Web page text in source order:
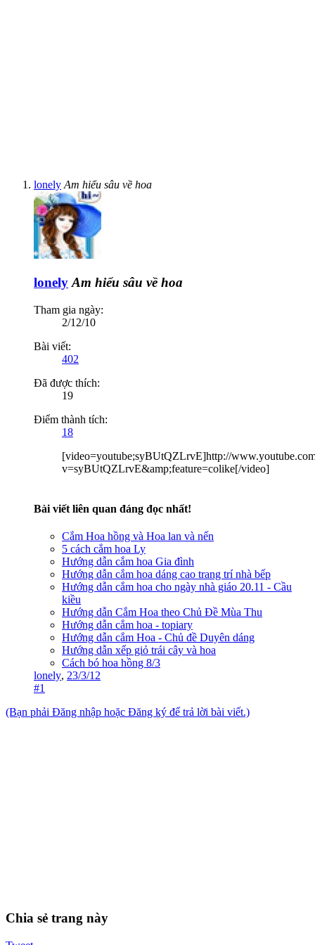
lonely Am hiểu sâu về hoa
lonely Am hiểu sâu về hoa
Tham gia ngày:
2/12/10
Bài viết:
402
Đã được thích:
19
Điểm thành tích:
18
[video=youtube;syBUtQZLrvE]http://
v=syBUtQZLrvE&amp;feature=colike[/video]
Bài viết liên quan đáng đọc nhất!
Cắm Hoa hồng và Hoa lan và nến
5 cách cắm hoa Ly
Hướng dẫn cắm hoa Gia đình
Hướng dẫn cắm hoa dáng cao trang trí nhà bếp
Hướng dẫn cắm hoa cho ngày nhà giáo 20.11 - Cầu
kiều
Hướng dẫn Cắm Hoa theo Chủ Đề Mùa Thu
Hướng dẫn cắm hoa - topiary
Hướng dẫn cắm Hoa - Chủ đề Duyên dáng
Hướng dẫn xếp giỏ trái cây và hoa
Cách bó hoa hồng 8/3
lonely, 23/3/12
#1
(Bạn phải Đăng nhập hoặc Đăng ký để trả lời bài viết.)
Chia sẻ trang này